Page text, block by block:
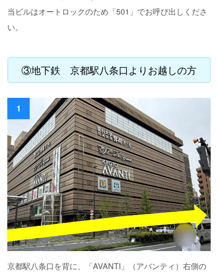
当ビルはオートロックのため「501」でお呼び出しくださ
い。
③地下鉄 京都駅八条口よりお越しの方
1
京都駅八条口を背に、「AVANTI」（アバンティ）右側の